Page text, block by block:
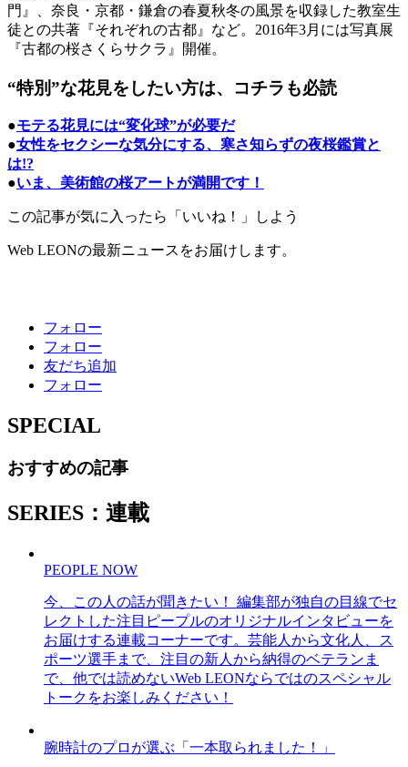
門』、奈良・京都・鎌倉の春夏秋冬の風景を収録した教室生
徒との共著『それぞれの古都』など。2016年3月には写真展
『古都の桜さくらサクラ』開催。
“特別”な花見をしたい方は、コチラも必読
●モテる花見には“変化球”が必要だ
●女性をセクシーな気分にする、寒さ知らずの夜桜鑑賞と
は!?
●いま、美術館の桜アートが満開です！
この記事が気に入ったら「いいね！」しよう
Web LEONの最新ニュースをお届けします。
フォロー
フォロー
友だち追加
フォロー
SPECIAL
おすすめの記事
SERIES：連載
PEOPLE NOW
今、この人の話が聞きたい！ 編集部が独自の目線でセ
レクトした注目ピープルのオリジナルインタビューを
お届けする連載コーナーです。芸能人から文化人、ス
ポーツ選手まで、注目の新人から納得のベテランま
で、他では読めないWeb LEONならではのスペシャル
トークをお楽しみください！
腕時計のプロが選ぶ「一本取られました！」